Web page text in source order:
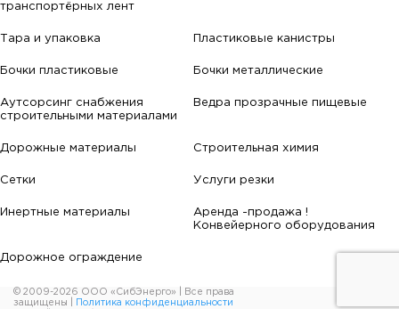
транспортёрных лент
Тара и упаковка Пластиковые канистры
Бочки пластиковые Бочки металлические
Аутсорсинг снабжения
строительными материалами
Ведра прозрачные пищевые
Дорожные материалы Строительная химия
Сетки Услуги резки
Инертные материалы
Аренда -продажа !
Конвейерного оборудования
Дорожное ограждение
© 2009-2026 ООО «СибЭнерго» | Все права
защищены |
Политика конфиденциальности